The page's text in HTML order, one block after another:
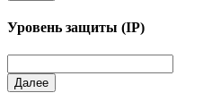
Уровень защиты (IP)
Далее